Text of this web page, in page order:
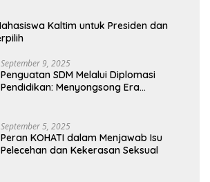
Kaltim untuk Presiden dan
September 9, 2025
Penguatan SDM Melalui Diplomasi
Pendidikan: Menyongsong Era
September 5, 2025
Peran KOHATI dalam Menjawab Isu
Pelecehan dan Kekerasan Seksual